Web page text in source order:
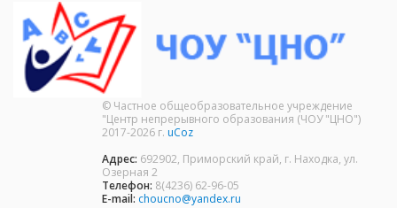
© Частное общеобразовательное учреждение
"Центр непрерывного образования (ЧОУ "ЦНО")
2017-2026 г. uCoz
Адрес: 692902, Приморский край, г. Находка, ул.
Озерная 2
Телефон: 8(4236) 62-96-05
E-mail: choucno@yandex.ru